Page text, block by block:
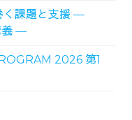
く課題と支援 ―
義 ―
2026 第1